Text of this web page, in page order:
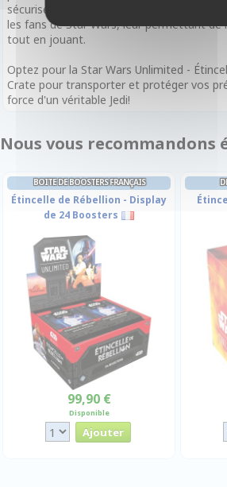
sécurisée et stylée. Elle est également un
les fans de Star Wars, leur permettant de
tout en jouant.
Optez pour la Star Wars Unlimited -
Crate pour transporter et protéger vos
force d'un véritable Jedi!
Nous vous recommandons
BOITE DE BOOSTERS FRANÇAIS
Étincelle de Rébellion - Display
de 24 Boosters
99,90 €
Disponible